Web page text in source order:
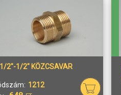
2"-1/2" KÖZCSAVAR
1212